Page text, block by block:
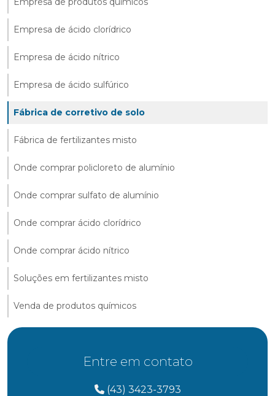
Empresa de ácido clorídrico
Empresa de ácido nítrico
Empresa de ácido sulfúrico
Fábrica de corretivo de solo
Fábrica de fertilizantes misto
Onde comprar policloreto de alumínio
Onde comprar sulfato de alumínio
Onde comprar ácido clorídrico
Onde comprar ácido nítrico
Soluções em fertilizantes misto
Venda de produtos químicos
Entre em contato
(43) 3423-3793